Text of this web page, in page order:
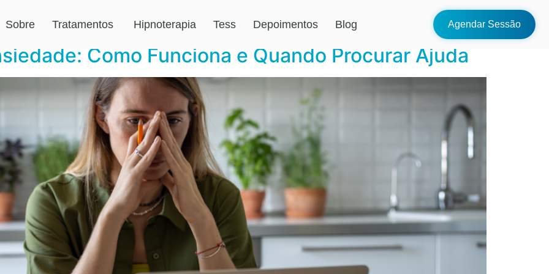
Sobre Tratamentos Hipnoterapia Tess Depoimentos Blog Agendar Sessão
acelerados
Como Funciona e Quando Procurar Ajuda